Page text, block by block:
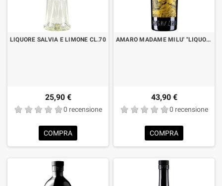
LIQUORE SALVIA E LIMONE CL.70
25,90 €
0 recensione
COMPRA
AMARO MADAME MILU' "LIQUORE DA BERE AL BISOGNO" CL.70
43,90 €
0 recensione
COMPRA